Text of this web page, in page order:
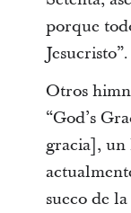
porque
Jesucristo”.
Otros
“God’s
gracia],
sueco de